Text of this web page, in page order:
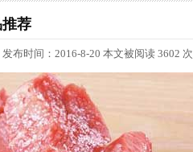
荐
布时间：2016-8-20 本文被阅读 3602 次